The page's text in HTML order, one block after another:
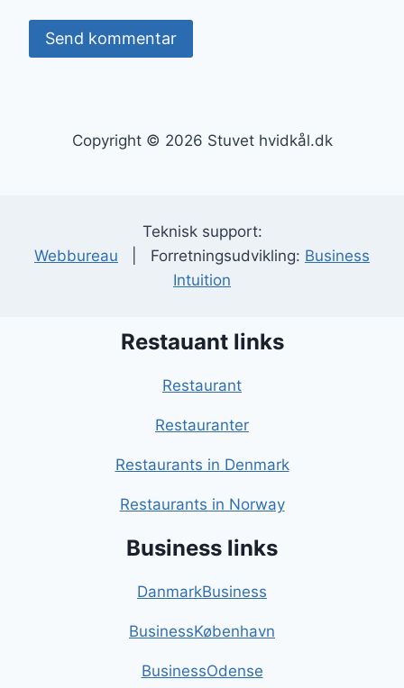
Copyright © 2026 Stuvet hvidkål.dk
Teknisk support:
Webbureau | Forretningsudvikling: Business
Intuition
Restauant links
Restaurant
Restauranter
Restaurants in Denmark
Restaurants in Norway
Business links
DanmarkBusiness
BusinessKøbenhavn
BusinessOdense